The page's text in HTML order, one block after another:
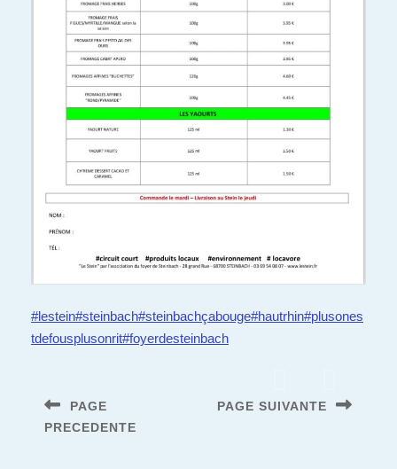
#lestein#steinbach#steinbachçabouge#hautrhin#plusones
tdefousplusonrit#foyerdesteinbach
de
l’article
PAGE
PRECEDENTE
PAGE SUIVANTE